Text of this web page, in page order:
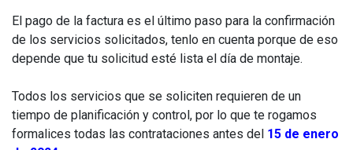
El pago de la factura es el último paso para la confirmación
de los servicios solicitados, tenlo en cuenta porque de eso
depende que tu solicitud esté lista el día de montaje.
Todos los servicios que se soliciten requieren de un
tiempo de planificación y control, por lo que te rogamos
formalices todas las contrataciones antes del 15 de enero